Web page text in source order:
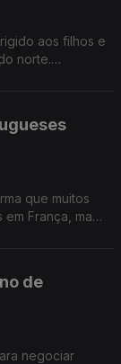
aos filhos e
norte.
que muitos
França, mas
de
negociar